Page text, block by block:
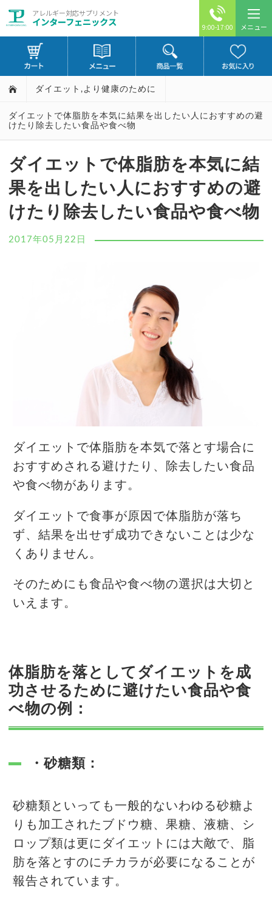
アレルギー対応サプリメント
インターフェニックス 9:00-17:00 メニュー
ダイエット , より健康のために
ダイエットで体脂肪を本気に結果を出したい人におすすめの避
けたり除去したい食品や食べ物
ダイエットで体脂肪を本気に結
果を出したい人におすすめの避
けたり除去したい食品や食べ物
2017年05月22日
ダイエットで体脂肪を本気で落とす場合に
おすすめされる避けたり、除去したい食品
や食べ物があります。
ダイエットで食事が原因で体脂肪が落ち
ず、結果を出せず成功できないことは少な
くありません。
そのためにも食品や食べ物の選択は大切と
いえます。
体脂肪を落としてダイエットを成
功させるために避けたい食品や食
べ物の例：
・砂糖類：
砂糖類といっても一般的ないわゆる砂糖よ
りも加工されたブドウ糖、果糖、液糖、シ
ロップ類は更にダイエットには大敵で、脂
肪を落とすのにチカラが必要になることが
報告されています。